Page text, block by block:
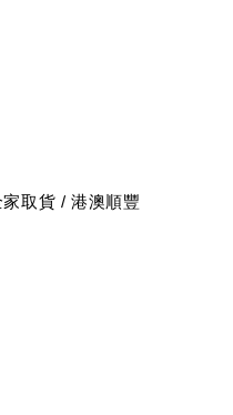
家取貨 / 港澳順豐